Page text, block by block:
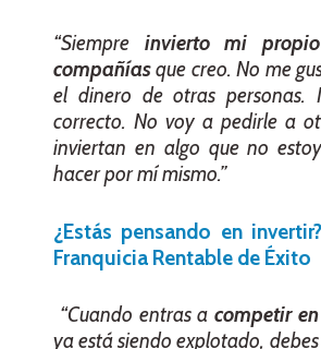
“Siempre invierto mi
compañíasque creo. No me
el dinero de otras personas.
correcto. No voy a pedirle a
inviertan en algo que no
hacer por mí mismo.”
¿Estás pensando en
Franquicia Rentable de Éxito
“Cuando entras a competir
ya está siendo explotado,